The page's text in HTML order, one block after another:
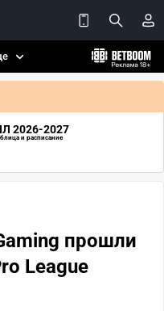
2026-2027
и расписание
прошли
League